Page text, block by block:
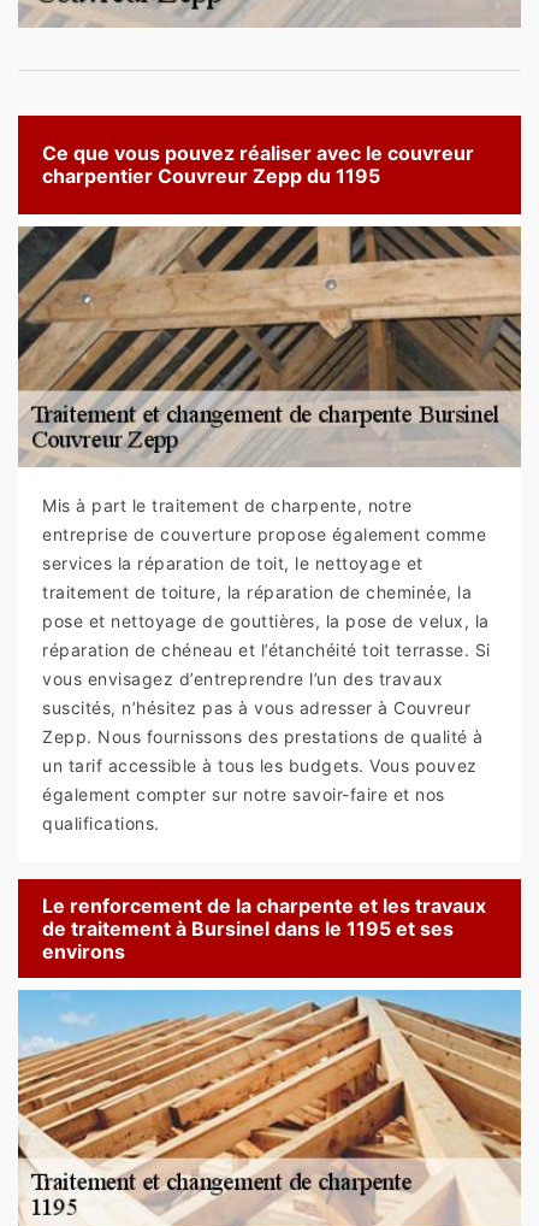
Ce que vous pouvez réaliser avec le couvreur
charpentier Couvreur Zepp du 1195
Mis à part le traitement de charpente, notre
entreprise de couverture propose également comme
services la réparation de toit, le nettoyage et
traitement de toiture, la réparation de cheminée, la
pose et nettoyage de gouttières, la pose de velux, la
réparation de chéneau et l’étanchéité toit terrasse. Si
vous envisagez d’entreprendre l’un des travaux
suscités, n’hésitez pas à vous adresser à Couvreur
Zepp. Nous fournissons des prestations de qualité à
un tarif accessible à tous les budgets. Vous pouvez
également compter sur notre savoir-faire et nos
qualifications.
Le renforcement de la charpente et les travaux
de traitement à Bursinel dans le 1195 et ses
environs